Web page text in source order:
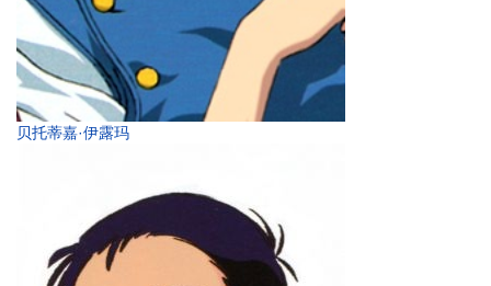
贝托蒂嘉·伊露玛